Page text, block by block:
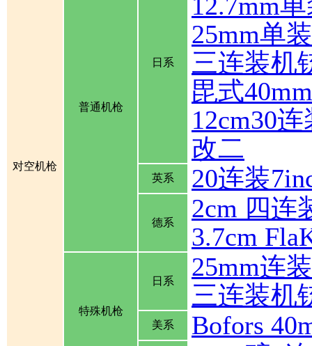
对空机枪
普通机枪
日系
25mm单
三连装机
毘式
12cm30
改二
英系 20连装
德系
2cm 四连
3.7cm
特殊机枪
日系
25mm连
三连装机
美系 Bofors